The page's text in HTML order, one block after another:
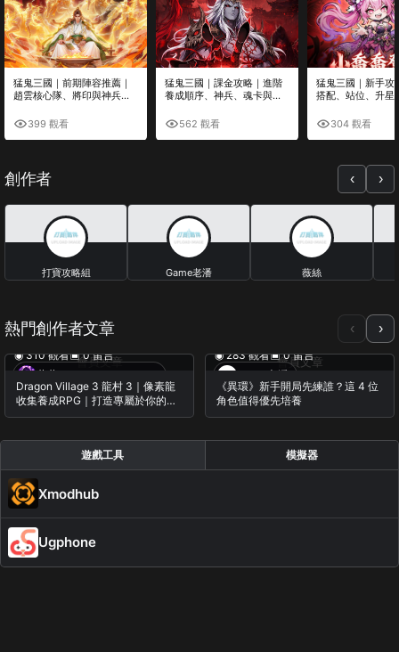
猛鬼三國｜前期陣容推薦｜
趙雲核心隊、將印與神兵搭
399 觀看
猛鬼三國｜課金攻略｜進階
養成順序、神兵、魂卡與高
562 觀看
猛鬼三國｜新手攻
搭配、站位、升星
304 觀看
創作者 ‹ ›
打寶攻略組
Game老潘
薇絲
熱門創作者文章 ‹ ›
會員文章
蕨蕨・Casual Gameplay
◉ 310 觀看▣ 0 留言
Dragon Village 3 龍村 3｜像素龍
收集養成RPG｜打造專屬於你的龍
之村莊｜實機遊玩｜初見試玩｜
會員文章
Game老潘
◉ 283 觀看▣ 0 留言
《異環》新手開局先練誰？這 4 位
角色值得優先培養
遊戲工具 模擬器
Xmodhub
Ugphone